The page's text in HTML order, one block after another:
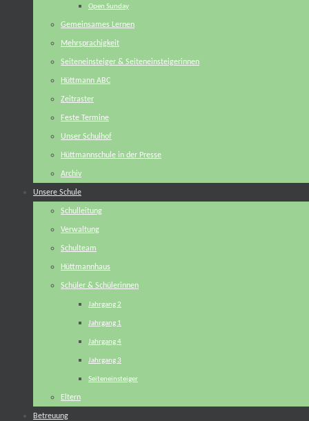
Open Sunday
Gemeinsames Lernen
Mehrsprachigkeit
Seiteneinsteiger & Seiteneinsteigerinnen
Hüttmann ABC
Zeitraster
Feste Termine
Unser Schulhof
Hüttmannschule in der Presse
Archiv
Unsere Schule
Schulleitung
Verwaltung
Schulteam
Hüttmannhaus
Schüler & Schülerinnen
Jahrgang 2
Jahrgang 1
Jahrgang 4
Jahrgang 3
Seiteneinsteiger
Eltern
Betreuung